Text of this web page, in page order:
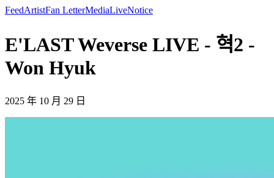
FeedArtistFan LetterMediaLiveNotice
E'LAST Weverse LIVE - 혁2 -
Won Hyuk
2025 年 10 月 29 日